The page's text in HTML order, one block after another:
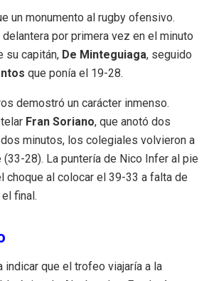
un monumento al rugby ofensivo.
por primera vez en el minuto
su capitán, De Minteguiaga, seguido
que ponía el 19-28.
demostró un carácter inmenso.
Fran Soriano, que anotó dos
minutos, los colegiales volvieron a
(33-28). La puntería de Nico Infer al pie
choque al colocar el 39-33 a falta de
final.
indicar que el trofeo viajaría a la